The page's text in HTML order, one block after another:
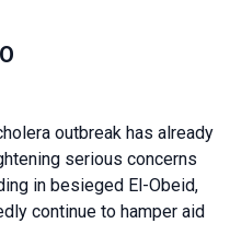
outbreak has already
serious concerns
in besieged El-Obeid,
continue to hamper aid